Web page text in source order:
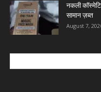
Mcneil & Argus
Wamika
नकली
सामान ज़ब्त
August 7,